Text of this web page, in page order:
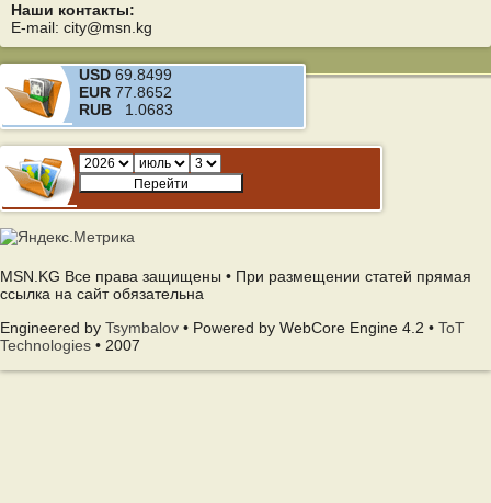
Наши контакты:
E-mail: city@msn.kg
USD 69.8499
EUR 77.8652
RUB 1.0683
MSN.KG Все права защищены • При размещении статей прямая
ссылка на сайт обязательна
Engineered by Tsymbalov • Powered by WebCore Engine 4.2 • ToT
Technologies • 2007